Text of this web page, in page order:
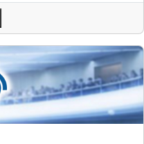
Processes in a Global